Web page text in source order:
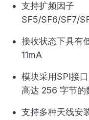
支持扩频因子
SF5/SF6/SF7/
接收状态下具有
11mA
模块采用SPI接
高达 256 字节的
支持多种天线安